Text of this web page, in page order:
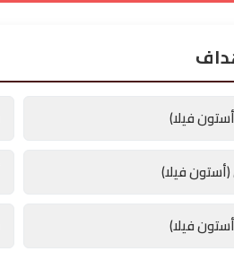
فيلا)
فيلا)
فيلا)